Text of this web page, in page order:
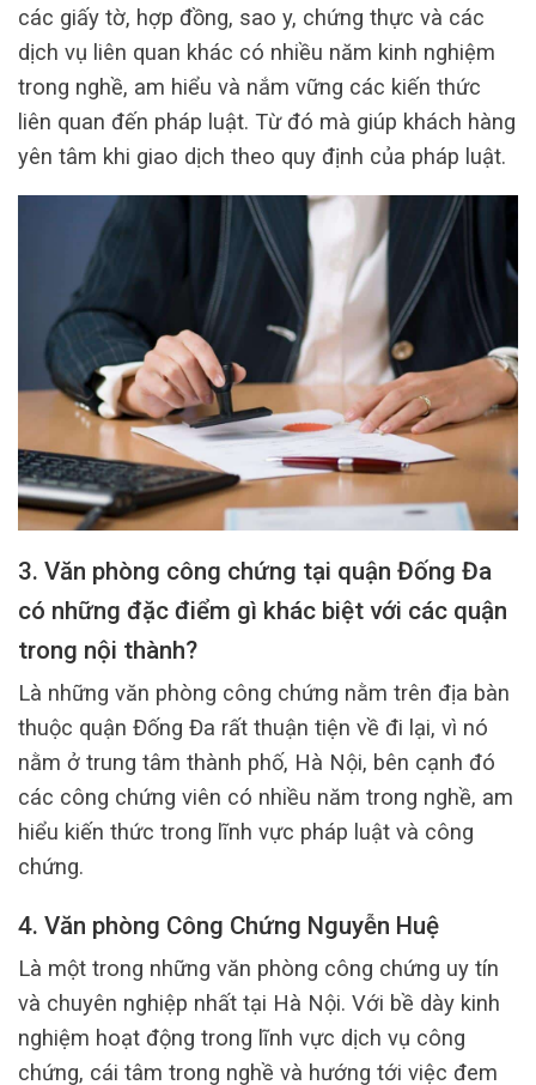
các giấy tờ, hợp đồng, sao y, chứng thực và các
dịch vụ liên quan khác có nhiều năm kinh nghiệm
trong nghề, am hiểu và nắm vững các kiến thức
liên quan đến pháp luật. Từ đó mà giúp khách hàng
yên tâm khi giao dịch theo quy định của pháp luật.
3. Văn phòng công chứng tại quận Đống Đa
có những đặc điểm gì khác biệt với các quận
trong nội thành?
Là những văn phòng công chứng nằm trên địa bàn
thuộc quận Đống Đa rất thuận tiện về đi lại, vì nó
nằm ở trung tâm thành phố, Hà Nội, bên cạnh đó
các công chứng viên có nhiều năm trong nghề, am
hiểu kiến thức trong lĩnh vực pháp luật và công
chứng.
4. Văn phòng Công Chứng Nguyễn Huệ
Là một trong những văn phòng công chứng uy tín
và chuyên nghiệp nhất tại Hà Nội. Với bề dày kinh
nghiệm hoạt động trong lĩnh vực dịch vụ công
chứng, cái tâm trong nghề và hướng tới việc đem